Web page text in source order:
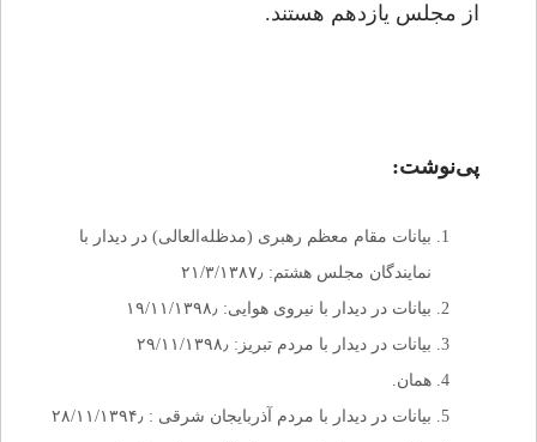
از مجلس یازدهم هستند.
پی‌نوشت:
بیانات مقام معظم رهبری (مدظله‌العالی) در دیدار با
نمایندگان مجلس هشتم: ۲۱/۳/۱۳۸۷٫
بیانات در دیدار با نیروی هوایی: ۱۹/۱۱/۱۳۹۸٫
بیانات در دیدار با مردم تبریز: ۲۹/۱۱/۱۳۹۸٫
همان.
بیانات در دیدار با مردم آذربایجان شرقی : ۲۸/۱۱/۱۳۹۴٫